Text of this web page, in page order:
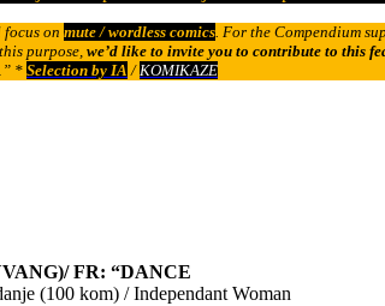
on mute / wordless comics . For the Compendium
purpose, we’d like to invite you to contribute to this
* Selection by IA / KOMIKAZE
FR: “DANCE
(100 kom) / Independant Woman